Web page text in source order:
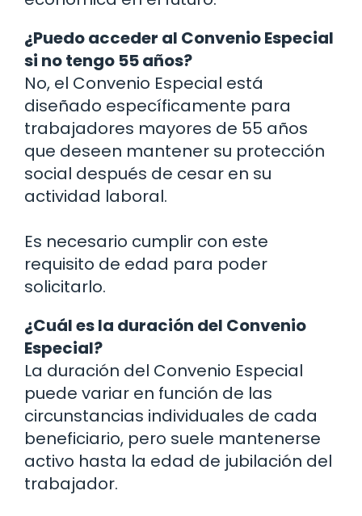
¿Puedo acceder al Convenio Especial
si no tengo 55 años?
No, el Convenio Especial está
diseñado específicamente para
trabajadores mayores de 55 años
que deseen mantener su protección
social después de cesar en su
actividad laboral.
Es necesario cumplir con este
requisito de edad para poder
solicitarlo.
¿Cuál es la duración del Convenio
Especial?
La duración del Convenio Especial
puede variar en función de las
circunstancias individuales de cada
beneficiario, pero suele mantenerse
activo hasta la edad de jubilación del
trabajador.